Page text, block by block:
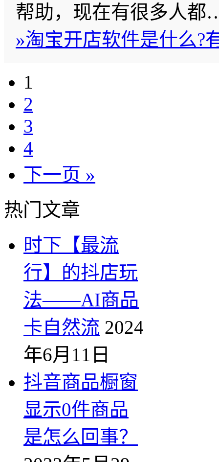
帮助，现在有很多人
»淘宝开店软件是什么?
1
2
3
4
下一页 »
热门文章
时下【最流
行】的抖店玩
法——AI商品
卡自然流 2024
年6月11日
抖音商品橱窗
显示0件商品
是怎么回事？